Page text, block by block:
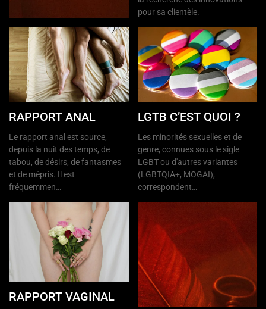
pour sa clientèle.
RAPPORT ANAL
Le rapport anal est source,
depuis la nuit des temps, de
tabou, de désirs, de fantasmes
et de mépris. Il est
fréquemmen…
LGTB C’EST QUOI ?
Les minorités sexuelles et de
genre, connues sous le sigle
LGBT ou d'autres variantes
(LGBTQIA+, MOGAI),
correspondent…
RAPPORT VAGINAL